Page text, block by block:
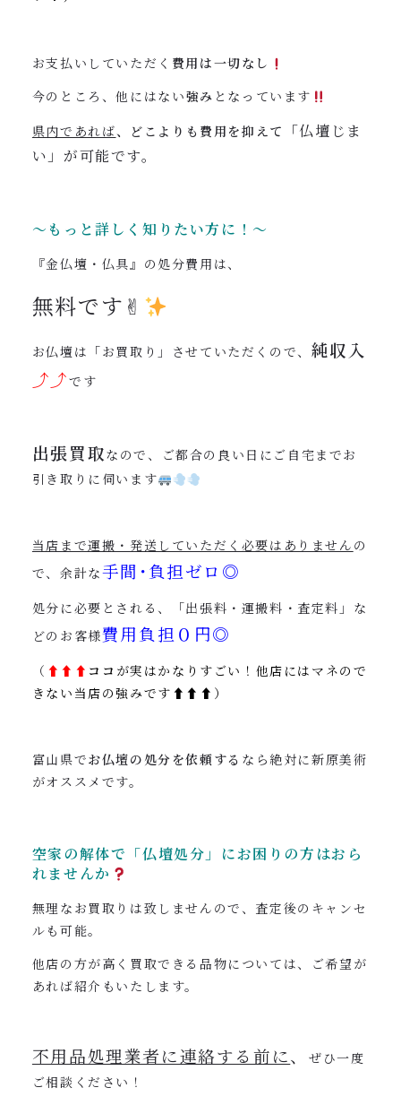
お支払いしていただく 費用は一切なし
今のところ、他にはない強み となっています
県内であれば、どこよりも費用を抑えて
「仏壇じま
い」が可能です。
〜もっと詳しく知りたい方に！〜
『金仏壇・仏具』の処分費用は、
無料です✌︎
お仏壇は「お買取り」させていただくので、 純収入
⤴︎⤴︎です
出張買取なので、ご都合の良い日にご自宅までお
引き取りに伺います
当店まで運搬・発送していただく必要はありません の
で、余計な手間･負担ゼロ◎
処分に必要とされる、「出張料・運搬料・査定料」な
どのお客様費用負担０円◎
（ ⬆︎ ⬆︎⬆︎ ココ が実はかなりすごい！他店にはマネので
きない当店の強みです⬆︎⬆︎⬆︎）
富山県でお仏壇の処分を依頼する なら絶対に新原美術
がオススメです。
空家の解体で「仏壇処分」にお困りの方はおら
れませんか
無理なお買取りは致しませんので、査定後のキャンセ
ルも可能。
他店の方が高く買取できる品物については、ご希望が
あれば紹介もいたします。
不用品処理業者に連絡する前に、
ぜひ一度
ご相談ください！